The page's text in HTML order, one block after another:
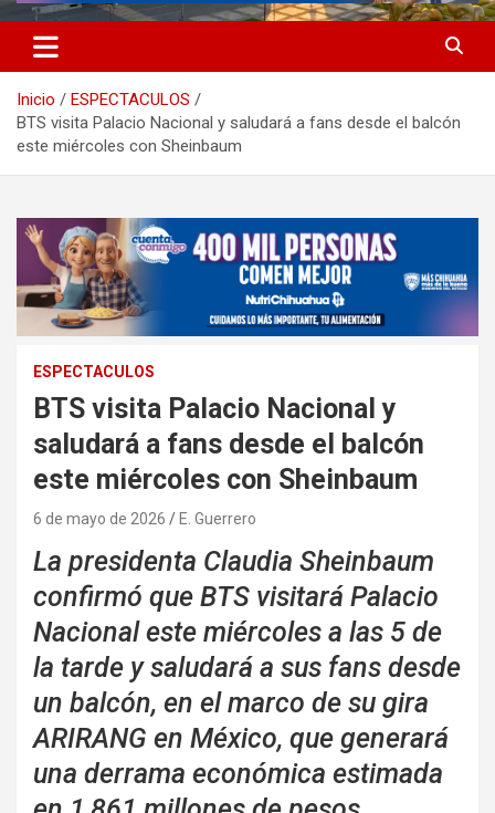
Inicio
ESPECTACULOS
BTS visita Palacio Nacional y saludará a fans desde el balcón
este miércoles con Sheinbaum
ESPECTACULOS
BTS visita Palacio Nacional y
saludará a fans desde el balcón
este miércoles con Sheinbaum
6 de mayo de 2026 E. Guerrero
La presidenta Claudia Sheinbaum
confirmó que BTS visitará Palacio
Nacional este miércoles a las 5 de
la tarde y saludará a sus fans desde
un balcón, en el marco de su gira
ARIRANG en México, que generará
una derrama económica estimada